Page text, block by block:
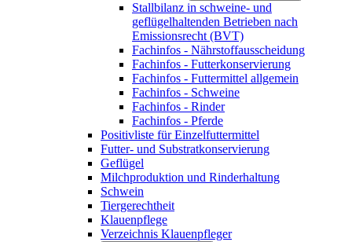
Stallbilanz in schweine- und
geflügelhaltenden Betrieben nach
Emissionsrecht (BVT)
Fachinfos - Nährstoffausscheidung
Fachinfos - Futterkonservierung
Fachinfos - Futtermittel allgemein
Fachinfos - Schweine
Fachinfos - Rinder
Fachinfos - Pferde
Positivliste für Einzelfuttermittel
Futter- und Substratkonservierung
Geflügel
Milchproduktion und Rinderhaltung
Schwein
Tiergerechtheit
Klauenpflege
Verzeichnis Klauenpfleger